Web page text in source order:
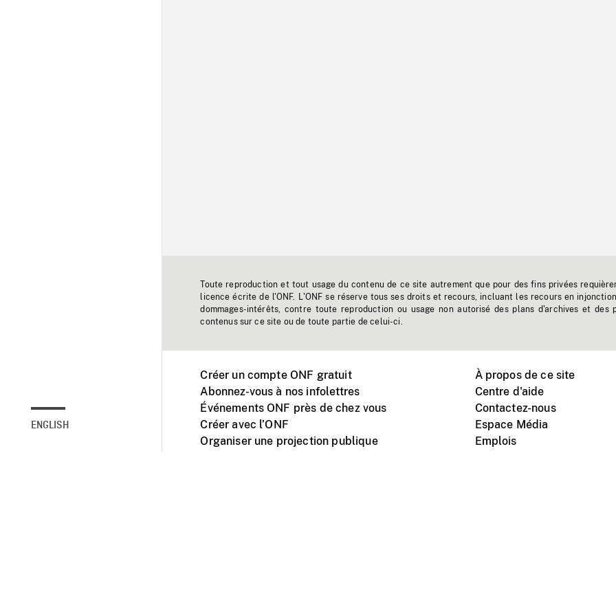
ENGLISH
Toute reproduction et tout usage du contenu de ce site autrement que pour des fins privées
licence écrite de l'ONF. L'ONF se réserve tous ses droits et recours, incluant les recours en
dommages-intérêts, contre toute reproduction ou usage non autorisé des plans d'archives et des
contenus sur ce site ou de toute partie de celui-ci.
Créer un compte ONF gratuit
Abonnez-vous à nos infolettres
Événements ONF près de chez vous
Créer avec l’ONF
Organiser une projection publique
À propos de ce site
Centre d'aide
Contactez-nous
Espace Média
Emplois